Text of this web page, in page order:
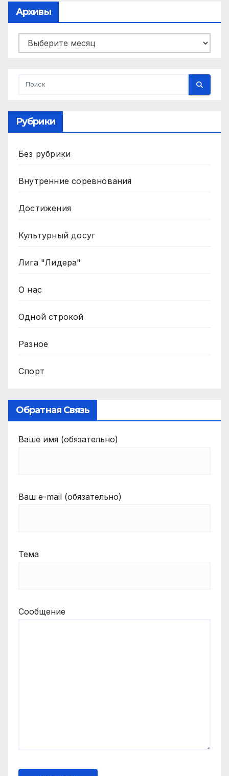
Архивы
Архивы
Рубрики
Без рубрики
Внутренние соревнования
Достижения
Культурный досуг
Лига "Лидера"
О нас
Одной строкой
Разное
Спорт
Обратная Связь
Ваше имя (обязательно)
Ваш e-mail (обязательно)
Тема
Сообщение